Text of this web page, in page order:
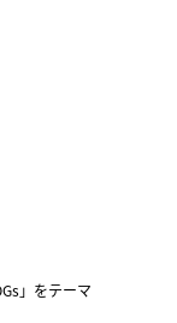
」をテーマ